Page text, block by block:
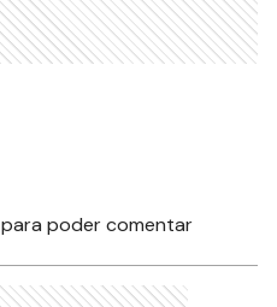
para poder comentar